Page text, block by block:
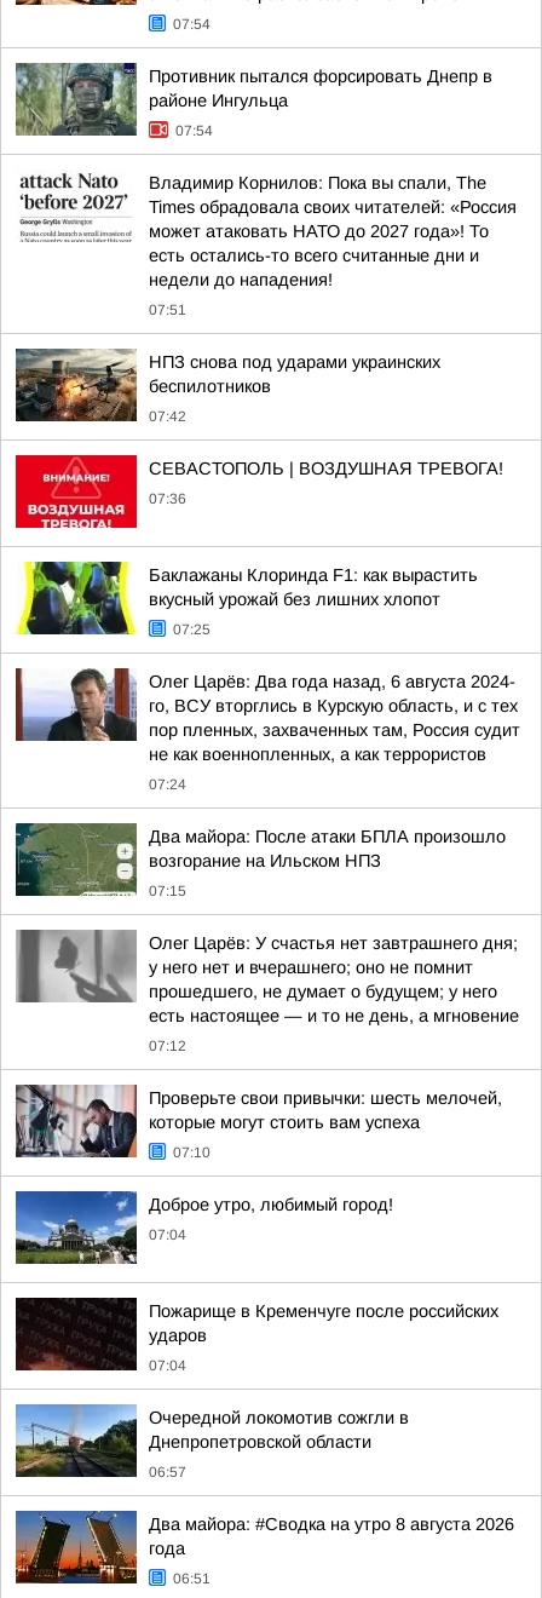
07:54
Противник пытался форсировать Днепр в
районе Ингульца
07:54
Владимир Корнилов: Пока вы спали, The
Times обрадовала своих читателей: «Россия
может атаковать НАТО до 2027 года»! То
есть остались-то всего считанные дни и
недели до нападения!
07:51
НПЗ снова под ударами украинских
беспилотников
07:42
СЕВАСТОПОЛЬ | ВОЗДУШНАЯ ТРЕВОГА!
07:36
Баклажаны Клоринда F1: как вырастить
вкусный урожай без лишних хлопот
07:25
Олег Царёв: Два года назад, 6 августа 2024-
го, ВСУ вторглись в Курскую область, и с тех
пор пленных, захваченных там, Россия судит
не как военнопленных, а как террористов
07:24
Два майора: После атаки БПЛА произошло
возгорание на Ильском НПЗ
07:15
Олег Царёв: У счастья нет завтрашнего дня;
у него нет и вчерашнего; оно не помнит
прошедшего, не думает о будущем; у него
есть настоящее — и то не день, а мгновение
07:12
Проверьте свои привычки: шесть мелочей,
которые могут стоить вам успеха
07:10
Доброе утро, любимый город!
07:04
Пожарище в Кременчуге после российских
ударов
07:04
Очередной локомотив сожгли в
Днепропетровской области
06:57
Два майора: #Сводка на утро 8 августа 2026
года
06:51